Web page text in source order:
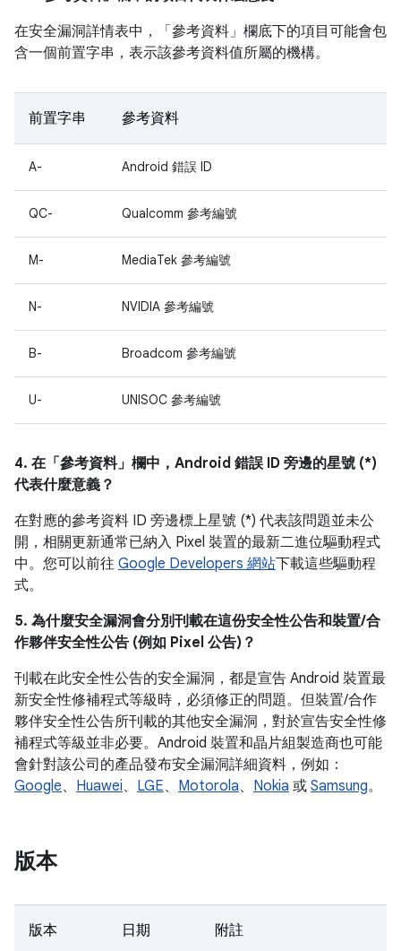
在安全漏洞詳情表中，「參考資料」 欄底下的項目可能會包
含一個前置字串，表示該參考資料值所屬的機構。
前置字串 參考資料
A- Android 錯誤 ID
QC- Qualcomm 參考編號
M- MediaTek 參考編號
N- NVIDIA 參考編號
B- Broadcom 參考編號
U- UNISOC 參考編號
4. 在「參考資料」 欄中，Android 錯誤 ID 旁邊的星號 (*)
代表什麼意義？
在對應的參考資料 ID 旁邊標上星號 (*) 代表該問題並未公
開，相關更新通常已納入 Pixel 裝置的最新二進位驅動程式
中。您可以前往 Google Developers 網站下載這些驅動程
式。
5. 為什麼安全漏洞會分別刊載在這份安全性公告和裝置/合
作夥伴安全性公告 (例如 Pixel 公告)？
刊載在此安全性公告的安全漏洞，都是宣告 Android 裝置最
新安全性修補程式等級時，必須修正的問題。但裝置/合作
夥伴安全性公告所刊載的其他安全漏洞，對於宣告安全性修
補程式等級並非必要。Android 裝置和晶片組製造商也可能
會針對該公司的產品發布安全漏洞詳細資料，例如：
Google、 Huawei、 LGE、 Motorola、 Nokia 或 Samsung。
版本
版本 日期 附註